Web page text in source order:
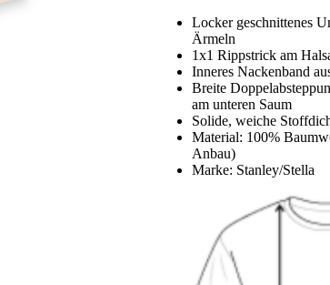
Locker geschnittenes
Ärmeln
1x1 Rippstrick am
Inneres Nackenband
Breite
am unteren Saum
Solide, weiche
Material: 100%
Anbau)
Marke: Stanley/Stella